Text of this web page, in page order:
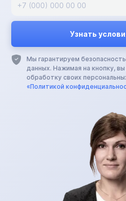
Мы гарантируем
данных. Нажимая на кнопку, вы
обработку своих
«Политикой